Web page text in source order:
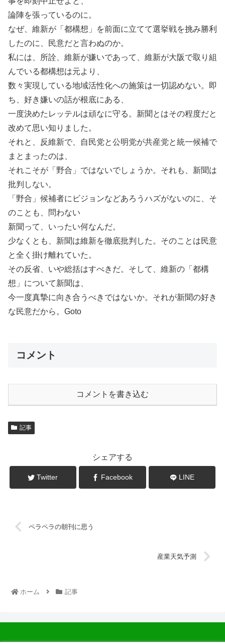
論陣を張っているのに。
なぜ、維新が「都構想」を前面に立てて選挙戦を挑み勝利
したのに、民意だと言わぬのか。
私には、所詮、維新が嫌いであって、維新が大阪で取り組
んでいる都構想は元より、
数々実現している地域活性化への施策は一切認めない。即
ち、好き嫌いの話が根底にある、
一度決めたレッテルは頑なに守る。新聞とはその程度だと
改めて思い知りました。
それと、反維新で、自民党と公明党が共産党と統一候補で
まとまったのは、
それこそが「野合」ではないでしょうか。それも、新聞は
批判しない。
「野合」候補者にビジョンなどあろうハズがないのに、そ
のことも、問わない
新聞って、いったい何なんだ。
少なくとも、新聞は維新を徹底批判した。そのことは民意
と全く掛け離れていた。
その反省、いや総括はすべきだ。そして、維新の「都構
想」について新聞は、
今一度真摯に向き合うべきではないか。それが新聞の好き
な民意だから。Goto
コメント
コメントを書き込む
記事
シェアする
Twitter Facebook LINE
ペラペラの朝刊に思う
産業天気予測
ホーム 記事